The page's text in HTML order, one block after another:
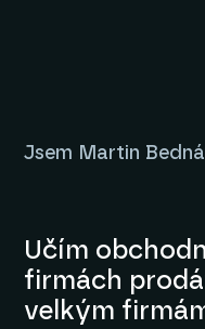
Jsem Martin
Učím
firmách
velkým